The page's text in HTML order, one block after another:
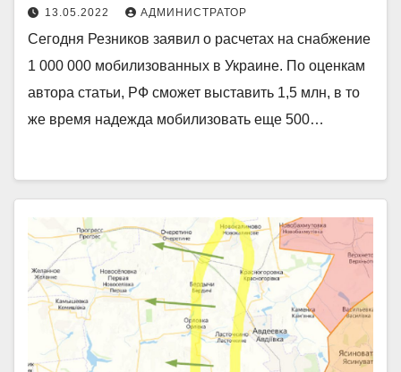
13.05.2022 АДМИНИСТРАТОР
Сегодня Резников заявил о расчетах на снабжение
1 000 000 мобилизованных в Украине. По оценкам
автора статьи, РФ сможет выставить 1,5 млн, в то
же время надежда мобилизовать еще 500…